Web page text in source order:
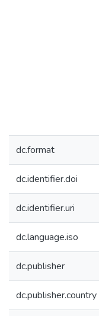
dc.format
dc.identifier.doi
dc.identifier.uri
dc.language.iso
dc.publisher
dc.publisher.country